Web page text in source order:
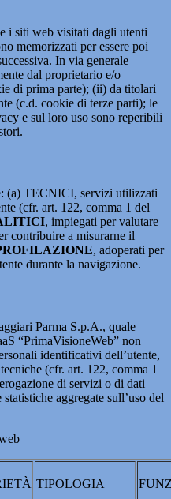
i siti web visitati dagli utenti
memorizzati per essere poi
In via generale
dal proprietario e/o
di prima parte); (ii) da titolari
(c.d. cookie di terze parti); le
e sul loro uso sono reperibili
(a) TECNICI, servizi utilizzati
(cfr. art. 122, comma 1 del
, impiegati per valutare
contribuire a misurarne il
, adoperati per
durante la navigazione.
Parma S.p.A., quale
“PrimaVisioneWeb” non
identificativi dell’utente,
(cfr. art. 122, comma 1
di servizi o di dati
aggregate sull’uso del
TIPOLOGIA